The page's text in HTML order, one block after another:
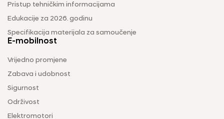
Pristup tehničkim informacijama
Edukacije za 2026. godinu
Specifikacija materijala za samoučenje
E-mobilnost
Vrijedno promjene
Zabava i udobnost
Sigurnost
Održivost
Elektromotori